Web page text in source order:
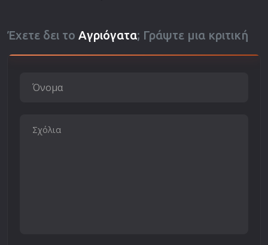
Έχετε δει το Αγριόγατα; Γράψτε μια κριτική